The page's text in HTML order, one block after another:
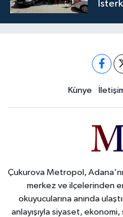
Künye
Çukurova Metropol,
merkez ve ilçelerinden
okuyucularına anında
anlayışıyla siyaset,